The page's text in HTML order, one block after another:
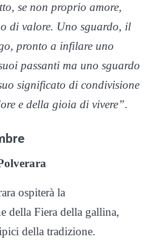
se non proprio amore,
di valore. Uno sguardo, il
pronto a infilare uno
passanti ma uno sguardo
significato di condivisione
e della gioia di vivere”.
ospiterà la
della Fiera della gallina,
della tradizione.